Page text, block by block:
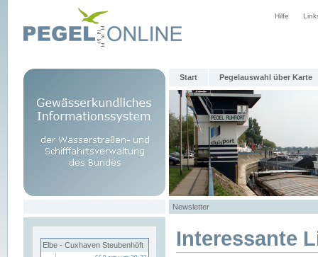
Hilfe
Start Pegelauswahl über Karte
Newsletter
Elbe - Cuxhaven Steubenhöft Interessante